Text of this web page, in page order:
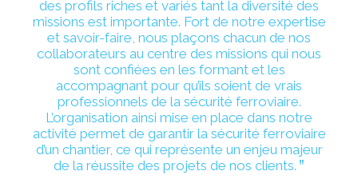
des profils riches et variés tant la diversité des
missions est importante. Fort de notre expertise
et savoir-faire, nous plaçons chacun de nos
collaborateurs au centre des missions qui nous
sont confiées en les formant et les
accompagnant pour qu’ils soient de vrais
professionnels de la sécurité ferroviaire.
L’organisation ainsi mise en place dans notre
activité permet de garantir la sécurité ferroviaire
d’un chantier, ce qui représente un enjeu majeur
de la réussite des projets de nos clients.